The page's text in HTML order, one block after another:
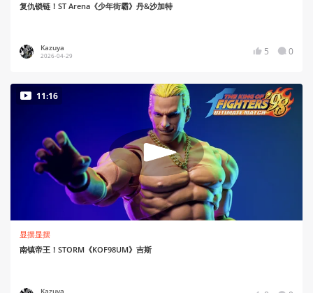
复仇锁链！ST Arena《少年街霸》丹&沙加特
Kazuya
2026-04-29 5 0
11:16
显摆显摆
南镇帝王！STORM《KOF98UM》吉斯